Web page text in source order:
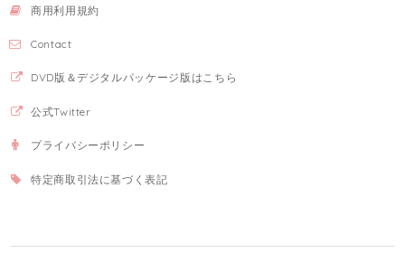
商用利用規約
Contact
DVD版＆デジタルパッケージ版はこちら
公式Twitter
プライバシーポリシー
特定商取引法に基づく表記